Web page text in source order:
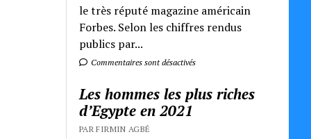
le très réputé magazine américain
Forbes. Selon les chiffres rendus
publics par...
Commentaires sont désactivés
Les hommes les plus riches
d’Egypte en 2021
PAR FIRMIN AGBÉ